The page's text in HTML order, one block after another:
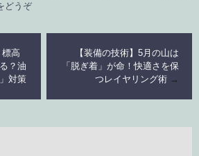
どうぞ
標高
？油
対策
【装備の技術】5月の山は
「脱ぎ着」が命！快適さを保
つレイヤリング術 →